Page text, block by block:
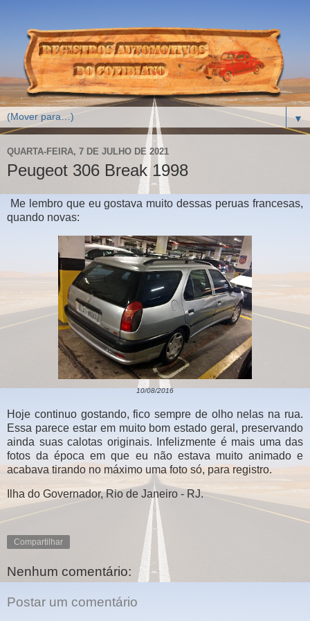
▼
QUARTA-FEIRA, 7 DE JULHO DE 2021
Peugeot 306 Break 1998
Me lembro que eu gostava muito dessas peruas francesas,
quando novas:
10/08/2016
Hoje continuo gostando, fico sempre de olho nelas na rua.
Essa parece estar em muito bom estado geral, preservando
ainda suas calotas originais. Infelizmente é mais uma das
fotos da época em que eu não estava muito animado e
acabava tirando no máximo uma foto só, para registro.
Ilha do Governador, Rio de Janeiro - RJ.
Compartilhar
Nenhum comentário:
Postar um comentário